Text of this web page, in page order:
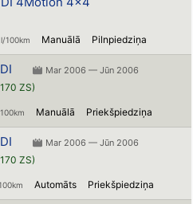
l/100km Manuālā Pilnpiedziņa
Mar 2006 — Jūn 2006
ZS)
Manuālā Priekšpiedziņa
Mar 2006 — Jūn 2006
ZS)
Automāts Priekšpiedziņa